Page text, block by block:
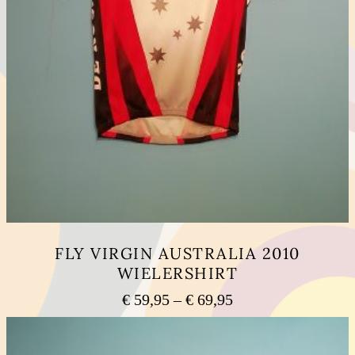
FLY VIRGIN AUSTRALIA 2010
WIELERSHIRT
€59,95 –€ 69,95Preisspanne:
€ 59,95